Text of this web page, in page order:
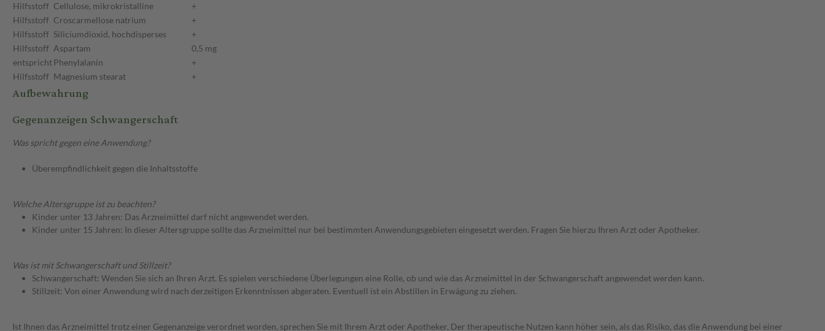
Hilfsstoff Cellulose, mikrokristalline
+
Hilfsstoff Croscarmellose natrium
+
Hilfsstoff Siliciumdioxid, hochdisperses
+
Hilfsstoff Aspartam
0,5 mg
entsprichtPhenylalanin
+
Hilfsstoff Magnesium stearat +
Aufbewahrung
Gegenanzeigen Schwangerschaft
Was spricht gegen eine Anwendung?
Überempfindlichkeit gegen die Inhaltsstoffe
Welche Altersgruppe ist zu beachten?
Kinder unter 13 Jahren: Das Arzneimittel darf nicht angewendet werden.
Kinder unter 15 Jahren: In dieser Altersgruppe sollte das Arzneimittel nur bei bestimmten Anwendungsgebieten eingesetzt werden. Fragen Sie hierzu Ihren Arzt oder Apotheker.
Was ist mit Schwangerschaft und Stillzeit?
Schwangerschaft: Wenden Sie sich an Ihren Arzt. Es spielen verschiedene Überlegungen eine Rolle, ob und wie das Arzneimittel in der Schwangerschaft angewendet werden kann.
Stillzeit: Von einer Anwendung wird nach derzeitigen Erkenntnissen abgeraten. Eventuell ist ein Abstillen in Erwägung zu ziehen.
Ist Ihnen das Arzneimittel trotz einer Gegenanzeige verordnet worden, sprechen Sie mit Ihrem Arzt oder Apotheker. Der therapeutische Nutzen kann höher sein, als das Risiko, das die Anwendung bei einer